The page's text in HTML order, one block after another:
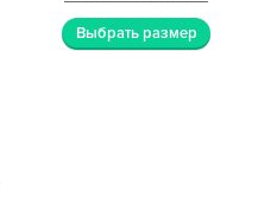
Выбрать размер